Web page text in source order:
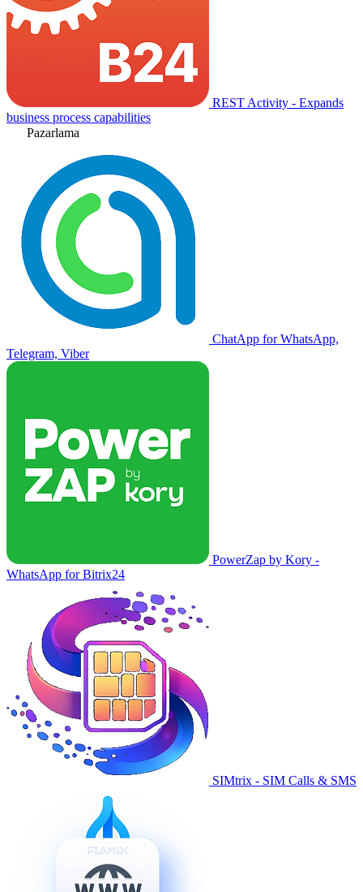
REST Activity - Expands
business process capabilities
Pazarlama
ChatApp for WhatsApp,
Telegram, Viber
PowerZap by Kory -
WhatsApp for Bitrix24
SIMtrix - SIM Calls & SMS